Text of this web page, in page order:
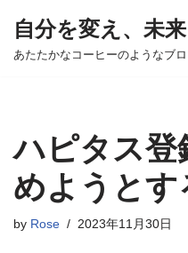
コ
へ
ス
キ
ッ
自分を変え、未
あたたかなコーヒーのようなブ
ハピタス登
めようとす
by Rose 2023年11月30日